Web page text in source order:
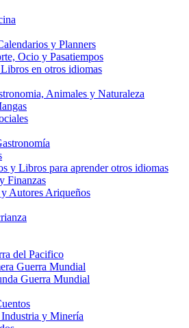
y Planners
Ocio y Pasatiempos
en otros idiomas
Animales y Naturaleza
y Libros para aprender otros idiomas
Finanzas
Autores Ariqueños
del Pacifico
Guerra Mundial
Guerra Mundial
y Minería